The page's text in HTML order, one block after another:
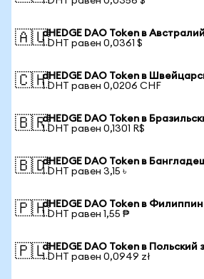
🇦🇺dHEDGE DAO Token в
1 DHT равен 0,0361 $
🇨🇭dHEDGE DAO Token в
1 DHT равен 0,0206 CHF
🇧🇷dHEDGE DAO Token в
1 DHT равен 0,1301 R$
🇧🇩dHEDGE DAO Token в
1 DHT равен 3,15 ৳
🇵🇭dHEDGE DAO Token в
1 DHT равен 1,55 ₱
🇵🇱dHEDGE DAO Token в Польский
1 DHT равен 0,0949 zł